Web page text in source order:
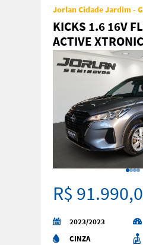
Jorlan Cidade Jardim -
KICKS 1.6 16V
ACTIVE XTRONIC
R$
2023/2023
CINZA